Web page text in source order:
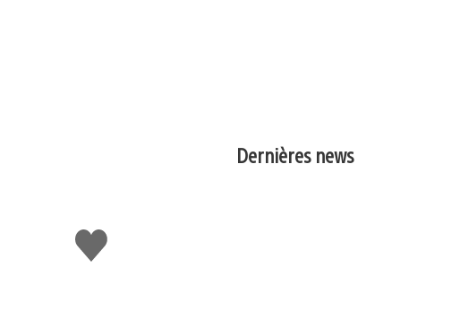
J'aime
Dernières news